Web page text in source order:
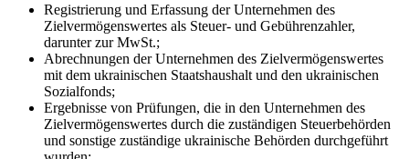
Registrierung und Erfassung der Unternehmen des
Zielvermögenswertes als Steuer- und Gebührenzahler,
darunter zur MwSt.;
Abrechnungen der Unternehmen des Zielvermögenswertes
mit dem ukrainischen Staatshaushalt und den ukrainischen
Sozialfonds;
Ergebnisse von Prüfungen, die in den Unternehmen des
Zielvermögenswertes durch die zuständigen Steuerbehörden
und sonstige zuständige ukrainische Behörden durchgeführt